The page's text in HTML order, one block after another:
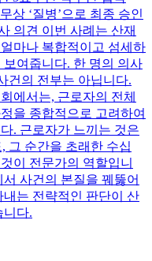
상 ‘질병’으로 최종 승인
의견 이번 사례는 산재
마나 복합적이고 섬세하
여줍니다. 한 명의 의사
건의 전부는 아닙니다.
에서는, 근로자의 전체
을 종합적으로 고려하여
. 근로자가 느끼는 것은
그 순간을 초래한 수십
이 전문가의 역할입니
사건의 본질을 꿰뚫어
는 전략적인 판단이 산
니다.